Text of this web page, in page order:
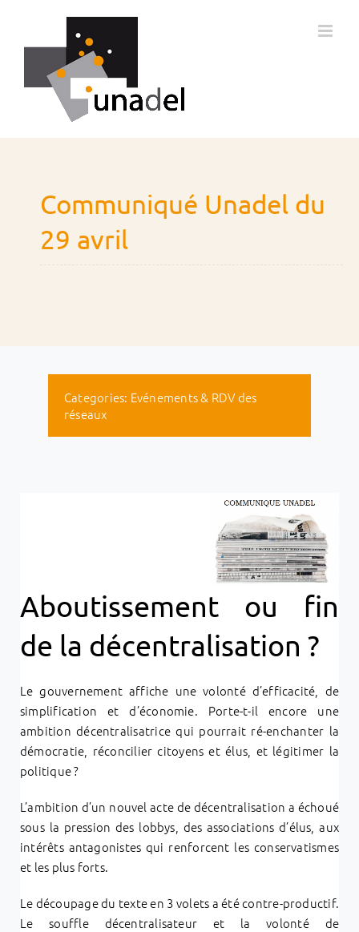
contenu
Communiqué Unadel du
29 avril
Categories: Evénements & RDV des
réseaux
Aboutissement ou fin
de la décentralisation ?
Le gouvernement affiche une volonté d’efficacité, de
simplification et d’économie. Porte-t-il encore une
ambition décentralisatrice qui pourrait ré-enchanter la
démocratie, réconcilier citoyens et élus, et légitimer la
politique ?
L’ambition d’un nouvel acte de décentralisation a échoué
sous la pression des lobbys, des associations d’élus, aux
intérêts antagonistes qui renforcent les conservatismes
et les plus forts.
Le découpage du texte en 3 volets a été contre-productif.
Le souffle décentralisateur et la volonté de